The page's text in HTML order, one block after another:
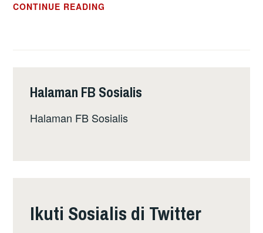
CONTINUE READING
(PSM)
YANG
Halaman FB Sosialis
Halaman FB Sosialis
Ikuti Sosialis di Twitter